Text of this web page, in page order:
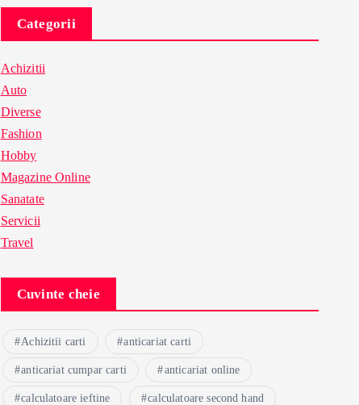
Categorii
Achizitii
Auto
Diverse
Fashion
Hobby
Magazine Online
Sanatate
Servicii
Travel
Cuvinte cheie
Achizitii carti anticariat carti
anticariat cumpar carti anticariat online
calculatoare ieftine calculatoare second hand